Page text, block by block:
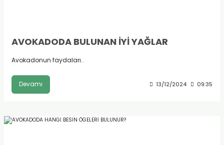
AVOKADODA BULUNAN İYİ YAĞLAR
Avokadonun faydaları..
Devamı 13/12/2024 09:35